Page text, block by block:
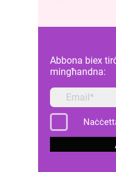
Abbona biex
mingħandna: